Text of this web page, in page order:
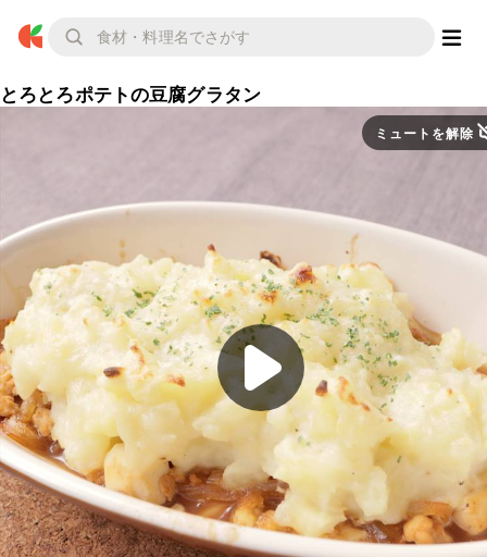
とろとろポテトの豆腐グラタン
ミュートを解除